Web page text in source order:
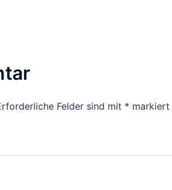
Felder sind mit * markiert